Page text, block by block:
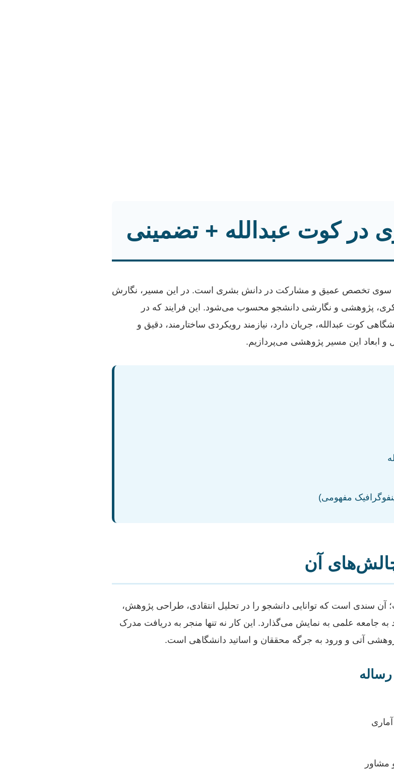
در کوت عبدالله + تضمینی
به سوی تخصص عمیق و مشارکت در دانش بشری است. در این مسیر، نگارش
پژوهشی و نگارشی دانشجو محسوب می‌شود. این فرایند که در
کوت عبدالله، جریان دارد، نیازمند رویکردی ساختارمند، دقیق و
و ابعاد این مسیر پژوهشی می‌پردازیم.
مفهومی)
آن
آن سندی است که توانایی دانشجو را در تحلیل انتقادی، طراحی پژوهش،
به جامعه علمی به نمایش می‌گذارد. این کار نه تنها منجر به دریافت مدرک
آتی و ورود به جرگه محققان و اساتید دانشگاهی است.
مشاور